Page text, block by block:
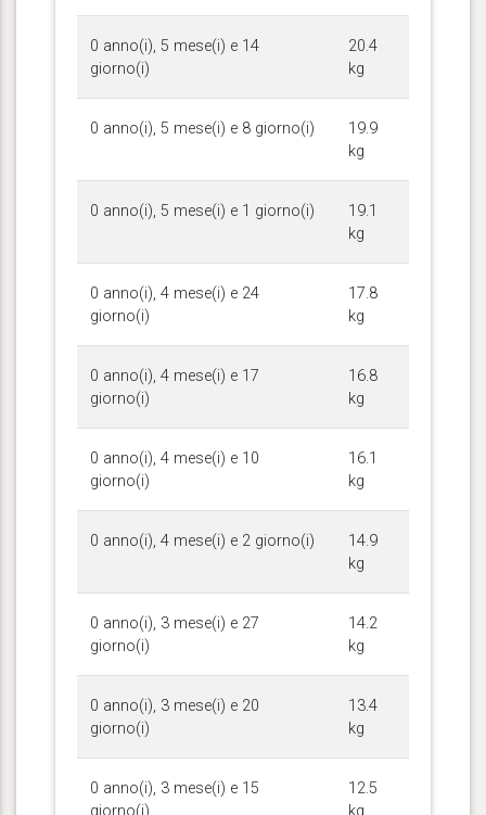
0 anno(i), 5 mese(i) e 14
giorno(i)
20.4
kg
0 anno(i), 5 mese(i) e 8 giorno(i)
19.9
kg
0 anno(i), 5 mese(i) e 1 giorno(i)
19.1
kg
0 anno(i), 4 mese(i) e 24
giorno(i)
17.8
kg
0 anno(i), 4 mese(i) e 17
giorno(i)
16.8
kg
0 anno(i), 4 mese(i) e 10
giorno(i)
16.1
kg
0 anno(i), 4 mese(i) e 2 giorno(i)
14.9
kg
0 anno(i), 3 mese(i) e 27
giorno(i)
14.2
kg
0 anno(i), 3 mese(i) e 20
giorno(i)
13.4
kg
0 anno(i), 3 mese(i) e 15
giorno(i)
12.5
kg